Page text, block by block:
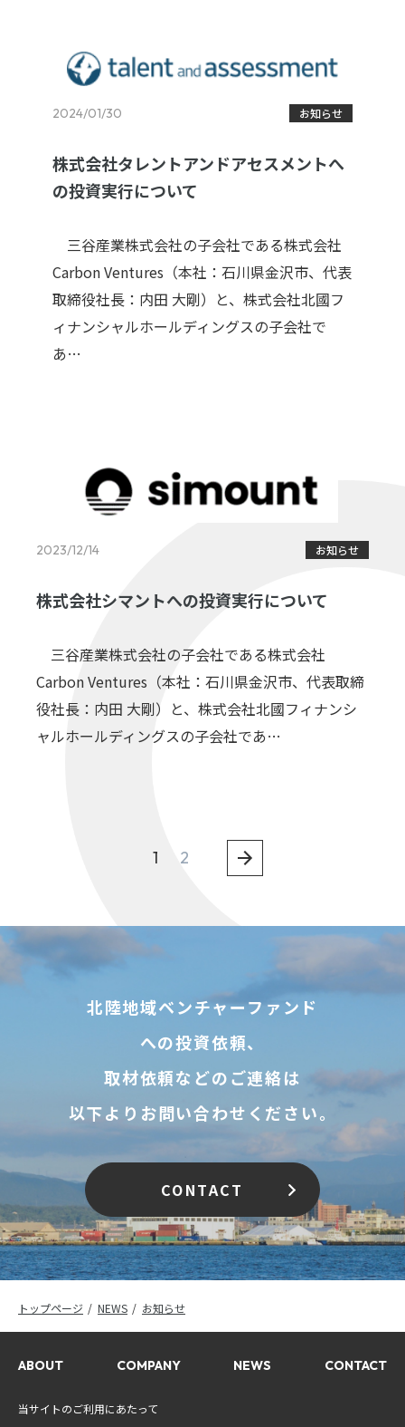
2024/01/30 お知らせ
株式会社タレントアンドアセスメントへ
の投資実行について
三谷産業株式会社の子会社である株式会社
Carbon Ventures（本社：石川県金沢市、代表
取締役社長：内田 大剛）と、株式会社北國フ
ィナンシャルホールディングスの子会社で
あ…
2023/12/14 お知らせ
株式会社シマントへの投資実行について
三谷産業株式会社の子会社である株式会社
Carbon Ventures（本社：石川県金沢市、代表取締
役社長：内田 大剛）と、株式会社北國フィナンシ
ャルホールディングスの子会社であ…
1 2
北陸地域ベンチャーファンド
への投資依頼、
取材依頼などのご連絡は
以下よりお問い合わせください。
CONTACT
トップページ NEWS お知らせ
ABOUT COMPANY NEWS CONTACT
当サイトのご利用にあたって